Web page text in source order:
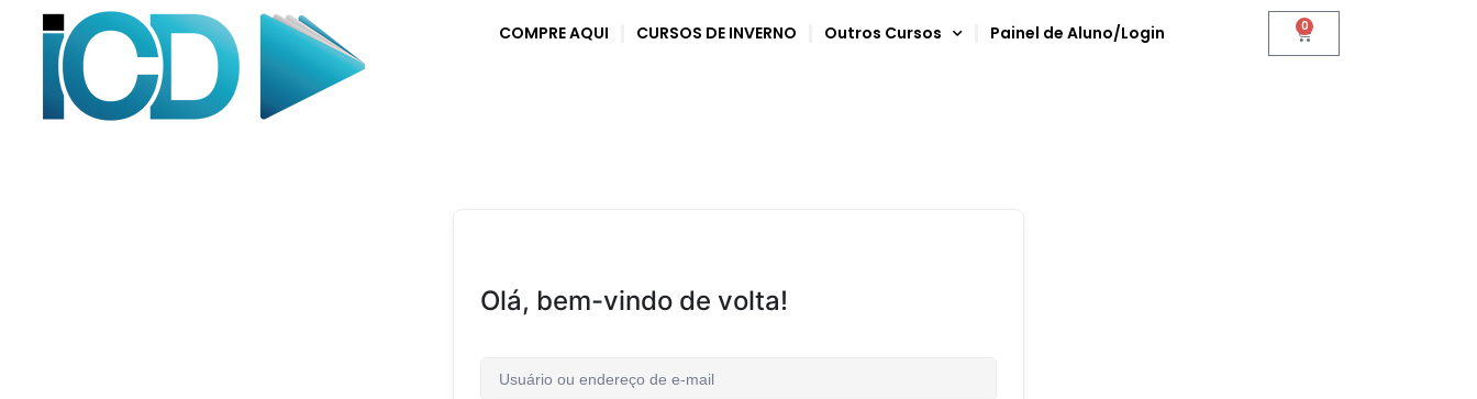
COMPRE AQUI CURSOS DE INVERNO Outros Cursos Painel de Aluno/Login 0
Olá, bem-vindo de volta!